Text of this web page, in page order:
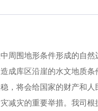
周围地形条件形成的自
成库区沿崖的水文地质
，将会给国家的财产和
减灾的重要举措。我司